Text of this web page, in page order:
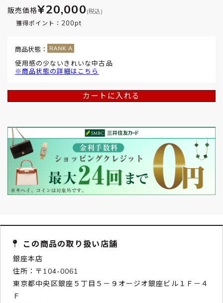
販売価格¥20,000 (税込)
獲得ポイント： 200pt
商品状態：
使用感の少ないきれいな中古品
※商品状態の詳細はこちら
カートに入れる
この商品の取り扱い店舗
銀座本店
住所：〒104-0061
東京都中央区銀座５丁目５－９オージオ銀座ビル１Ｆ－４
Ｆ